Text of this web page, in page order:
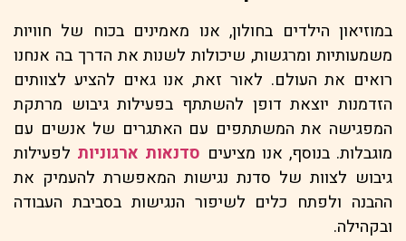
במוזיאון הילדים בחולון, אנו מאמינים בכוח של חוויות
משמעותיות ומרגשות, שיכולות לשנות את הדרך בה אנחנו
רואים את העולם. לאור זאת, אנו גאים להציע לצוותים
הזדמנות יוצאת דופן להשתתף בפעילות גיבוש מרתקת
המפגישה את המשתתפים עם האתגרים של אנשים עם
מוגבלות. בנוסף, אנו מציעיםסדנאות ארגוניותלפעילות
גיבוש לצוות של סדנת נגישות המאפשרת להעמיק את
ההבנה ולפתח כלים לשיפור הנגישות בסביבת העבודה
ובקהילה.